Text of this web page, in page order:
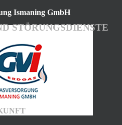
Ismaning GmbH
STÖRUNGSDIENSTE